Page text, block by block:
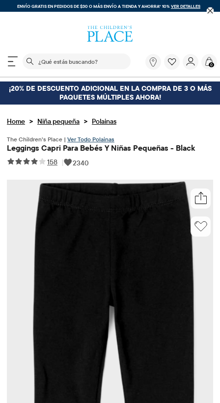
ENVÍO GRATIS EN PEDIDOS DE $30 O MÁSENVÍO A TIENDA Y AHORRA* 10%VER DETALLES
El siguiente campo de búsqueda filtra las
buscando?
0
¡20% DE DESCUENTO ADICIONAL EN LA COMPRA DE 3 O MÁS
PAQUETES MÚLTIPLES AHORA!
Home > Niña pequeña > Polainas
The Children’s Place | Ver Todo Polainas
Leggings Capri Para Bebés Y Niñas Pequeñas - Black
158 | 2340